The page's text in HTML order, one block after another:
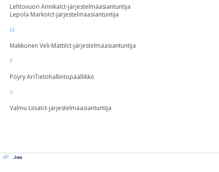
Lehtovuori AnnikaIct-järjestelmäasiantuntija
Lepola MarkoIct-järjestelmäasiantuntija
M
Makkonen Veli-MattiIct-järjestelmäasiantuntija
P
Pöyry AriTietohallintopäällikkö
V
Valmu LiisaIct-järjestelmäasiantuntija
Jaa